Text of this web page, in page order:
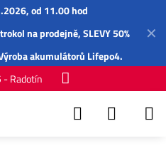
✕
od 11.00 hod
na prodejně, SLEVY 50%
akumulátorů Lifepo4.
- Radotín